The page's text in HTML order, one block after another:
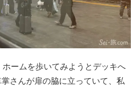
ームを歩いてみようとデッキへ
さんが扉の脇に立っていて、私